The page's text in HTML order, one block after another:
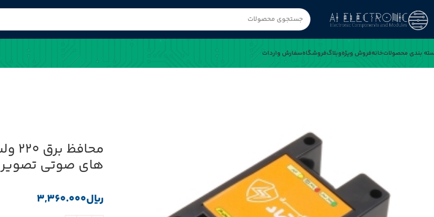
بندی محصولاتخانهفروش ویژهوبلاگفروشگاهسفارش واردات
های صوتی
﷼